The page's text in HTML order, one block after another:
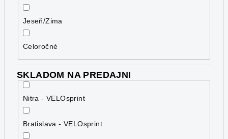
Jeseň/Zima
Celoročné
SKLADOM NA PREDAJNI
Nitra - VELOsprint
Bratislava - VELOsprint